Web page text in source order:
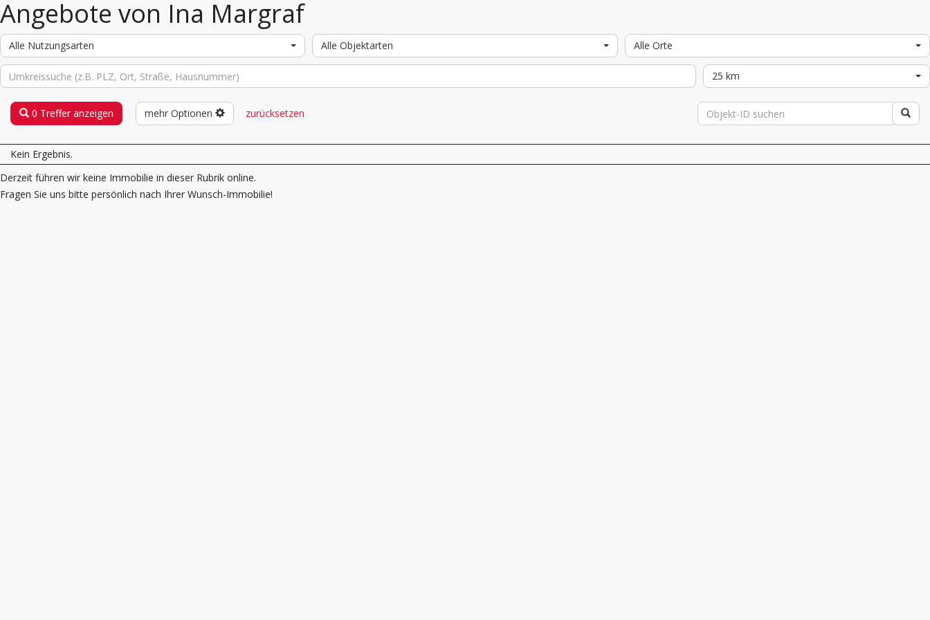
Angebote von Ina Margraf
Alle Nutzungsarten Alle Objektarten Alle Orte
25 km
0 Treffer anzeigen mehr Optionen zurücksetzen
Kein Ergebnis.
Derzeit führen wir keine Immobilie in dieser Rubrik online.
Fragen Sie uns bitte persönlich nach Ihrer Wunsch-Immobilie!